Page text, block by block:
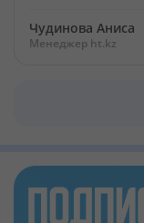
Чудинова Аниса
Менеджер ht.kz